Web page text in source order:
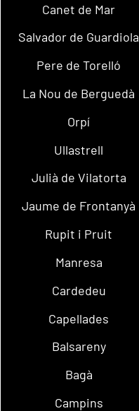
Canet de Mar
Salvador de Guardiola
Pere de Torelló
La Nou de Berguedà
Orpí
Ullastrell
Julià de Vilatorta
Jaume de Frontanyà
Rupit i Pruit
Manresa
Cardedeu
Capellades
Balsareny
Bagà
Campins